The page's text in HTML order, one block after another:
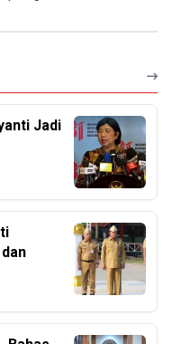
Jadi